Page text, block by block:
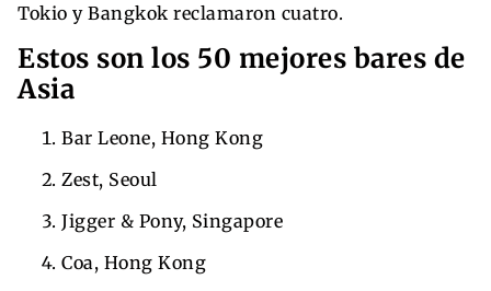
Tokio y Bangkok reclamaron cuatro.
Estos son los 50 mejores bares de
Asia
Bar Leone, Hong Kong
Zest, Seoul
Jigger & Pony, Singapore
Coa, Hong Kong